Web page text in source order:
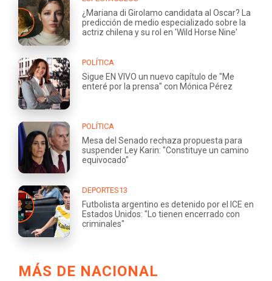
¿Mariana di Girolamo candidata al Oscar? La
predicción de medio especializado sobre la
actriz chilena y su rol en 'Wild Horse Nine'
POLÍTICA
Sigue EN VIVO un nuevo capítulo de "Me
enteré por la prensa" con Mónica Pérez
POLÍTICA
Mesa del Senado rechaza propuesta para
suspender Ley Karin: "Constituye un camino
equivocado"
DEPORTES13
Futbolista argentino es detenido por el ICE en
Estados Unidos: "Lo tienen encerrado con
criminales"
MÁS DE NACIONAL